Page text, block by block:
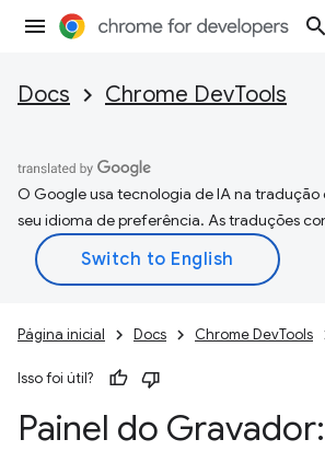
Docs Chrome DevTools
O Google usa tecnologia de IA na tradução
seu idioma de preferência. As traduções
Página inicial Docs Chrome DevTools
Isso foi útil?
Painel do